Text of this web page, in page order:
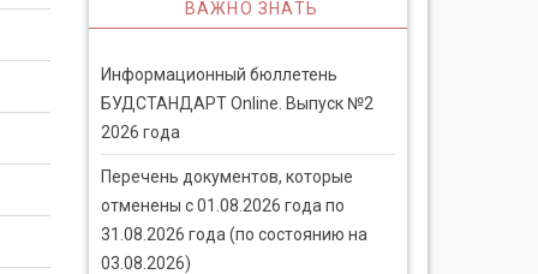
ВАЖНО ЗНАТЬ
Информационный бюллетень
БУДСТАНДАРТ Online. Выпуск №2
2026 года
Перечень документов, которые
отменены с 01.08.2026 года по
31.08.2026 года (по состоянию на
03.08.2026)